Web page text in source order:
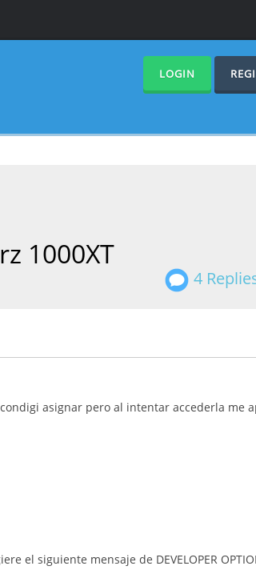
LOGIN
1000XT
4
asignar pero al intentar accederla me
el siguiente mensaje de DEVELOPER